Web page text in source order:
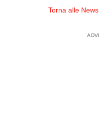
Torna alle News